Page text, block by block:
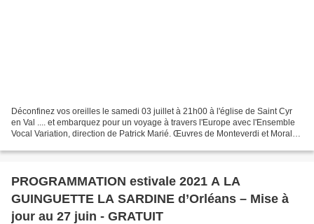
Déconfinez vos oreilles le samedi 03 juillet à 21h00 à l'église de Saint Cyr
en Val .... et embarquez pour un voyage à travers l'Europe avec l'Ensemble
Vocal Variation, direction de Patrick Marié. Œuvres de Monteverdi et Morales
PROGRAMMATION estivale 2021 A LA
GUINGUETTE LA SARDINE d’Orléans – Mise à
jour au 27 juin - GRATUIT